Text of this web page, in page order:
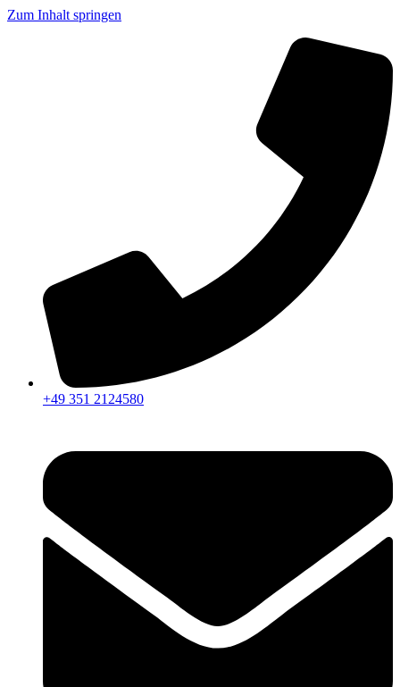
Zum Inhalt springen
+49 351 2124580